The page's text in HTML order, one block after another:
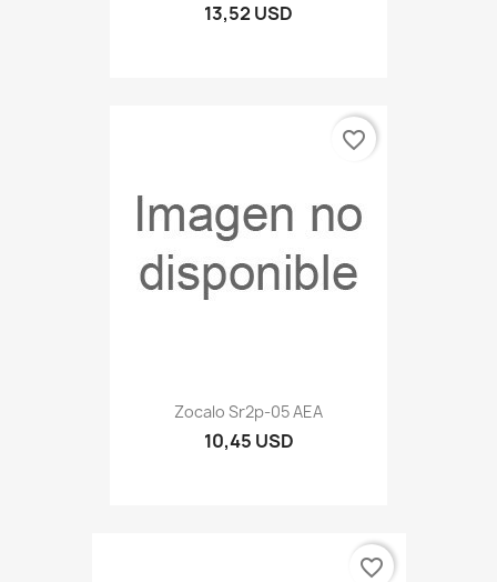
13,52 USD
Zocalo Sr2p-05 AEA
10,45 USD
favorite_border
favorite_border